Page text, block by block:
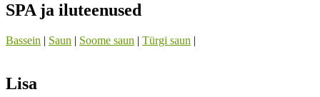
SPA ja iluteenused
Bassein | Saun | Soome saun | Türgi saun |
Lisa